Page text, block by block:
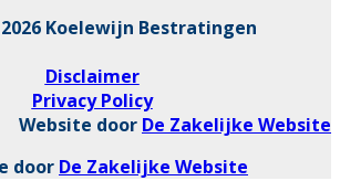
Koelewijn Bestratingen
Disclaimer
Privacy Policy
Website door De Zakelijke Website
door De Zakelijke Website